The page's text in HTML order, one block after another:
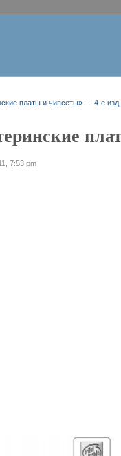
платы и чипсеты» — 4-е
7:53 pm